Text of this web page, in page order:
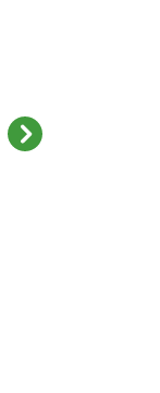
R$ 2.549,90